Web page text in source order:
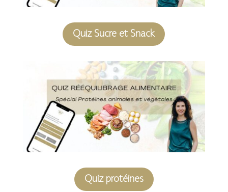
Quiz Sucre et Snack
Quiz protéines